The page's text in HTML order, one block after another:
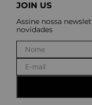
JOIN US
Assine nossa
novidades